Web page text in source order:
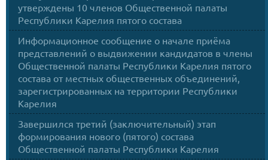
утверждены 10 членов Общественной палаты
Республики Карелия пятого состава
Информационное сообщение о начале приёма
представлений о выдвижении кандидатов в члены
Общественной палаты Республики Карелия пятого
состава от местных общественных объединений,
зарегистрированных на территории Республики
Карелия
Завершился третий (заключительный) этап
формирования нового (пятого) состава
Общественной палаты Республики Карелия